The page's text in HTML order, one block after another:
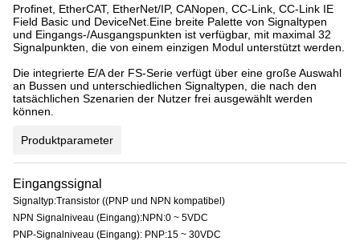
Profinet, EtherCAT, EtherNet/IP, CANopen, CC-Link, CC-Link IE
Field Basic und DeviceNet.Eine breite Palette von Signaltypen
und Eingangs-/Ausgangspunkten ist verfügbar, mit maximal 32
Signalpunkten, die von einem einzigen Modul unterstützt werden.
Die integrierte E/A der FS-Serie verfügt über eine große Auswahl
an Bussen und unterschiedlichen Signaltypen, die nach den
tatsächlichen Szenarien der Nutzer frei ausgewählt werden
können.
Produktparameter
Eingangssignal
Signaltyp:Transistor ((PNP und NPN kompatibel)
NPN Signalniveau (Eingang):NPN:0 ~ 5VDC
PNP-Signalniveau (Eingang): PNP:15 ~ 30VDC